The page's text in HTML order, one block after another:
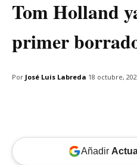
Tom Holland
primer
Por José Luis Labreda 18 octubre,
Añadir